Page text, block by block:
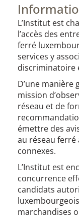
L’Institut est
l’accès des
ferré
services y
discriminatoire
D’une manière
mission
réseau et de
émettre des
au réseau ferré
connexes.
L’Institut est
concurrence
candidats
marchandises